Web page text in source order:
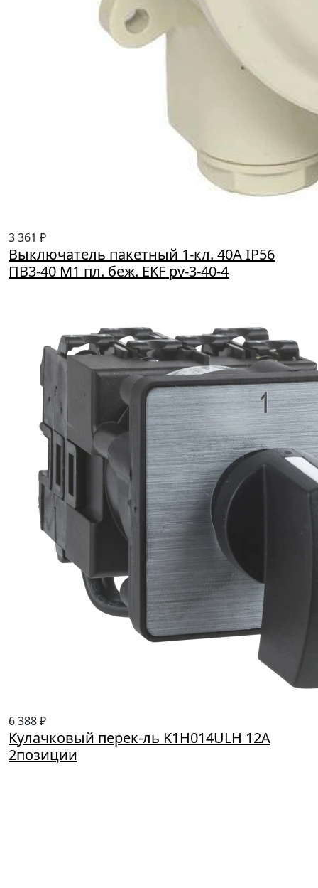
3 361 ₽
Выключатель пакетный 1-кл. 40А IP56
ПВ3-40 М1 пл. беж. EKF pv-3-40-4
6 388 ₽
Кулачковый перек-ль K1H014ULH 12А
2позиции